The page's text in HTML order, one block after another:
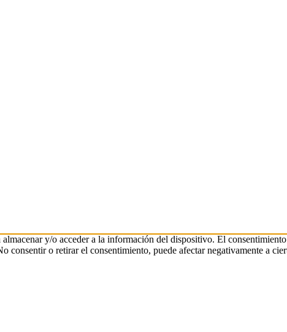
y/o acceder a la información del dispositivo. El
o retirar el consentimiento, puede afectar negativamente a